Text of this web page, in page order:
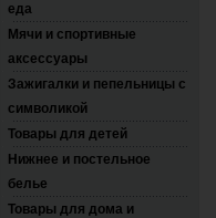
еда
Мячи и спортивные
аксессуары
Зажигалки и пепельницы с
символикой
Товары для детей
Нижнее и постельное
белье
Товары для дома и